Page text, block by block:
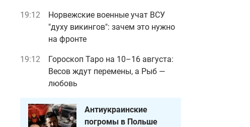
19:12
Норвежские военные учат ВСУ
"духу викингов": зачем это нужно
на фронте
19:12
Гороскоп Таро на 10–16 августа:
Весов ждут перемены, а Рыб —
любовь
Антиукраинские
погромы в Польше